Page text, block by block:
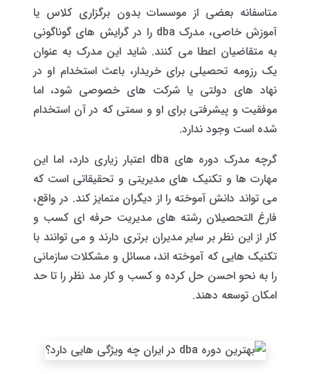
متاسفانه بعضی از موسسات بدون برگزاری کلاس یا
آموزش خاصی، مدرک dba را در گرایش های گوناگونی
به متقاضیان اعطا می کنند‌. شاید این مدرک به عنوان
یک رزومه تحصیلی برای خریدار، باعث استخدام او در
نهاد های دولتی یا شرکت های خصوصی شود، اما
موفقیت و پیشرفتی برای او و سمتی که در آن استخدام
شده است وجود ندارد.
گرچه مدرک دوره های dba اعتبار زیاری دارد، اما این
مهارت ها و تکنیک های مدیریتی و تحقیقاتی است که
می تواند دانش آموخته را از دیگران متمایز کند. در واقع،
فارغ التحصیلان رشته های مدیریت حرفه ای کسب و
کار از این نظر بر سایر مدیران برتری دارند و می توانند با
تکنیک هایی که آموخته اند، مسائل و مشکلات سازمانی
را به نحو احسن حل کرده و کسب و کار مد نظر را تا حد
امکان توسعه دهند.